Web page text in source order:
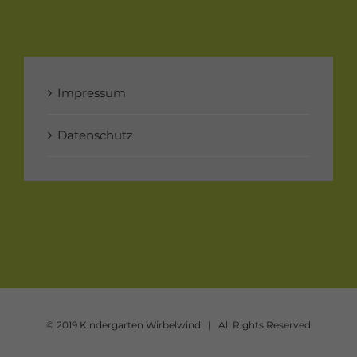
Impressum
Datenschutz
© 2019 Kindergarten Wirbelwind | All Rights Reserved